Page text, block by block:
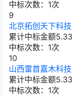
中标次数：1次
9
北京拓创天下科
累计中标金额5.33
中标次数：1次
10
山西雷首嘉木科
累计中标金额5.33
中标次数：1次